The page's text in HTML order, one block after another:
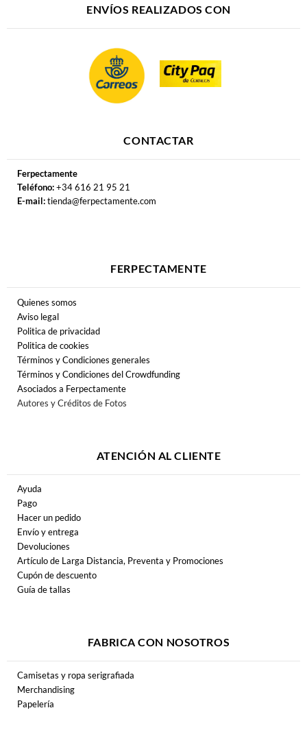
ENVÍOS REALIZADOS CON
CONTACTAR
Ferpectamente
Teléfono:+34 616 21 95 21
E-mail:tienda@ferpectamente.com
FERPECTAMENTE
Quienes somos
Aviso legal
Politica de privacidad
Politica de cookies
Términos y Condiciones generales
Términos y Condiciones del Crowdfunding
Asociados a Ferpectamente
Autores y Créditos de Fotos
ATENCIÓN AL CLIENTE
Ayuda
Pago
Hacer un pedido
Envío y entrega
Devoluciones
Artículo de Larga Distancia, Preventa y Promociones
Cupón de descuento
Guía de tallas
FABRICA CON NOSOTROS
Camisetas y ropa serigrafiada
Merchandising
Papelería